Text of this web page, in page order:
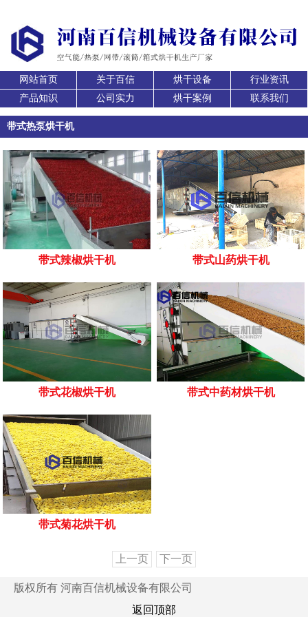
网站首页 关于百信 烘干设备
行业资讯
产品知识
公司实力 烘干案例 联系我们
带式热泵烘干机
带式辣椒烘干机 带式山药烘干机
带式花椒烘干机 带式中药材烘干机
带式菊花烘干机
上一页 下一页
版权所有 河南百信机械设备有限公司
返回顶部